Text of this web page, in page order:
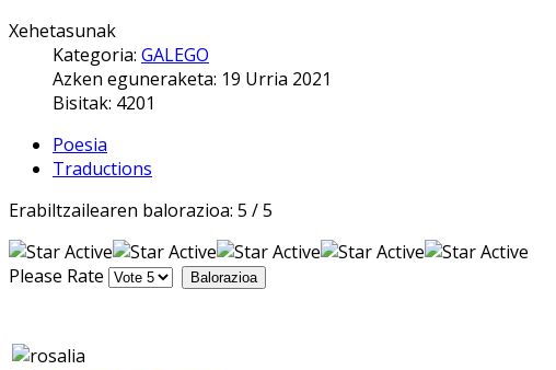
Xehetasunak
Kategoria: GALEGO
Azken eguneraketa: 19 Urria 2021
Bisitak: 4201
Poesia
Traductions
Erabiltzailearen balorazioa: 5 /5
Please Rate